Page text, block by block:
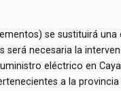
se sustituirá
será necesaria la
eléctrico en
a la